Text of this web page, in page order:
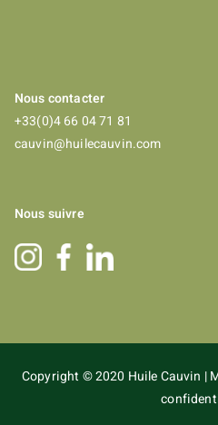
Nous contacter
+33(0)4 66 04 71 81
cauvin@huilecauvin.com
Nous suivre
Copyright © 2020 Huile Cauvin |